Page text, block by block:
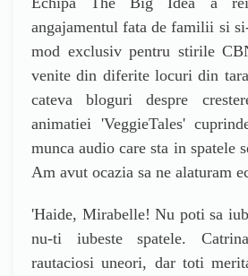
angajamentul fata de familii si
mod exclusiv pentru stirile
venite din diferite locuri din
cateva bloguri despre
animatiei 'VeggieTales' c
munca audio care sta in spatele
Am avut ocazia sa ne alaturam
'Haide, Mirabelle! Nu poti sa
nu-ti iubeste spatele.
rautaciosi uneori, dar toti